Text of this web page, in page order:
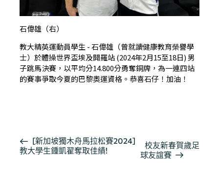
石偉雄（右）
教大精英運動員學生 - 石偉雄（曾就讀健康教育榮譽學
士）於體操世界盃埃及開羅站 (2024年2月15至18日) 男
子跳馬決賽，以平均分14.800分勇奪銅牌，為一連四站
的賽事爭取今夏的巴黎奧運資格。恭喜石仔！加油！
活
動
[新加坡獨木舟馬拉松賽2024]
教大學生鍾凱翟奪取佳績!
校友新春賀歲足
球友誼賽